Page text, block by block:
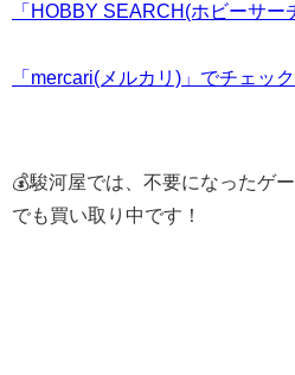
「HOBBY SEARCH(ホビーサー
「mercari(メルカリ)」でチェック
💰駿河屋では、不要になったゲ
でも買い取り中です！